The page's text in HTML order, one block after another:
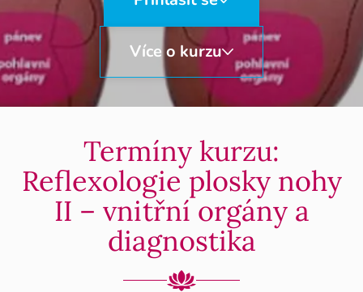
Více o kurzu
Termíny kurzu:
Reflexologie plosky nohy
II – vnitřní orgány a
diagnostika